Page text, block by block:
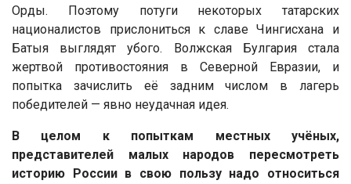
Орды. Поэтому потуги некоторых татарских
националистов прислониться к славе Чингисхана и
Батыя выглядят убого. Волжская Булгария стала
жертвой противостояния в Северной Евразии, и
попытка зачислить её задним числом в лагерь
победителей — явно неудачная идея.
В целом к попыткам местных учёных,
представителей малых народов пересмотреть
историю России в свою пользу надо относиться